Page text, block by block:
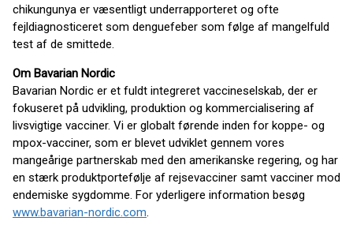
chikungunya er væsentligt underrapporteret og ofte
fejldiagnosticeret som denguefeber som følge af mangelfuld
test af de smittede.
Om Bavarian Nordic
Bavarian Nordic er et fuldt integreret vaccineselskab, der er
fokuseret på udvikling, produktion og kommercialisering af
livsvigtige vacciner. Vi er globalt førende inden for koppe- og
mpox-vacciner, som er blevet udviklet gennem vores
mangeårige partnerskab med den amerikanske regering, og har
en stærk produktportefølje af rejsevacciner samt vacciner mod
endemiske sygdomme. For yderligere information besøg
www.bavarian-nordic.com.